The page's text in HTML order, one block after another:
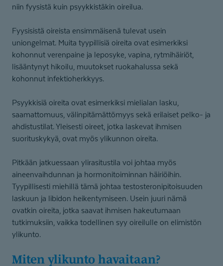
niin fyysistä kuin psyykkistäkin oireilua.
Fyysisistä oireista ensimmäisenä tulevat usein
uniongelmat. Muita tyypillisiä oireita ovat esimerkiksi
kohonnut verenpaine ja leposyke, vapina, rytmihäiriöt,
lisääntynyt hikoilu, muutokset ruokahalussa sekä
kohonnut infektioherkkyys.
Psyykkisiä oireita ovat esimerkiksi mielialan lasku,
saamattomuus, välinpitämättömyys sekä erilaiset pelko- ja
ahdistustilat. Yleisesti oireet, jotka laskevat ihmisen
suorituskykyä, ovat myös ylikunnon oireita.
Pitkään jatkuessaan ylirasitustila voi johtaa myös
aineenvaihdunnan ja hormonitoiminnan häiriöihin.
Tyypillisesti miehillä tämä johtaa testosteronipitoisuuden
laskuun ja libidon heikentymiseen. Usein juuri nämä
ovatkin oireita, jotka saavat ihmisen hakeutumaan
tutkimuksiin, vaikka todellinen syy oireilulle on elimistön
ylikunto.
Miten ylikunto havaitaan?